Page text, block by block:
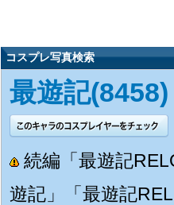
コスプレ写真検索
最遊記(8458)
続編「最遊記
遊記」「最遊記